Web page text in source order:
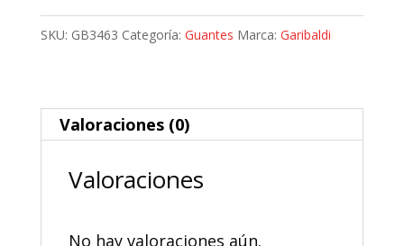
Primaloft®
cantidad
SKU: GB3463 Categoría: Guantes Marca: Garibaldi
Valoraciones (0)
Valoraciones
No hay valoraciones aún.